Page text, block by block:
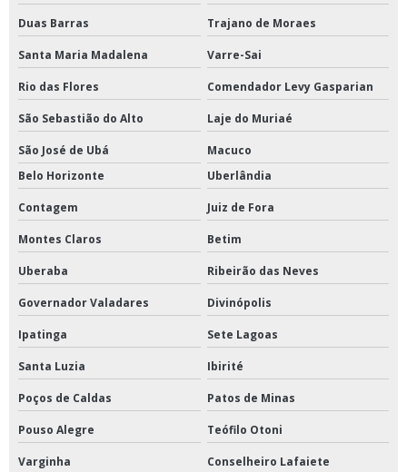
Duas Barras Trajano de Moraes
Santa Maria Madalena Varre-Sai
Rio das Flores Comendador Levy Gasparian
São Sebastião do Alto Laje do Muriaé
São José de Ubá
Macuco
Belo Horizonte
Uberlândia
Contagem Juiz de Fora
Montes Claros Betim
Uberaba Ribeirão das Neves
Governador Valadares Divinópolis
Ipatinga Sete Lagoas
Santa Luzia Ibirité
Poços de Caldas Patos de Minas
Pouso Alegre Teófilo Otoni
Varginha Conselheiro Lafaiete